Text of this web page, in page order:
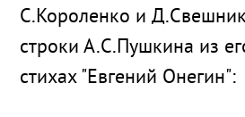
С.Короленко и
строки А.С.Пушкина из
стихах "Евгений Онегин":